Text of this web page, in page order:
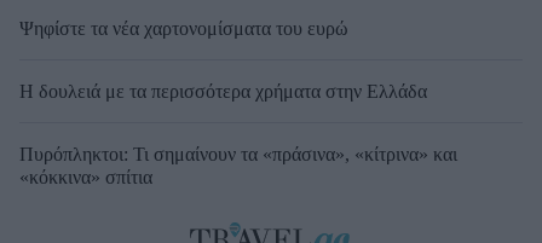
Ψηφίστε τα νέα χαρτονομίσματα του ευρώ
Η δουλειά με τα περισσότερα χρήματα στην Ελλάδα
Πυρόπληκτοι: Τι σημαίνουν τα «πράσινα», «κίτρινα» και
«κόκκινα» σπίτια